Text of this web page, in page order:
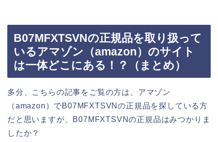
B07MFXTSVNの正規品を取り扱って
いるアマゾン（amazon）のサイト
は一体どこにある！？（まとめ）
多分、こちらの記事をご覧の方は、アマゾン
（amazon）でB07MFXTSVNの正規品を探している方
だと思いますが、B07MFXTSVNの正規品はみつかりま
したか？